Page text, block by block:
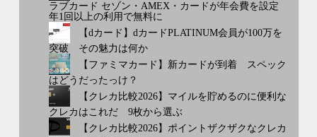
ラブカード セゾン・AMEX・カードが年会費を設定
年1回以上の利用で無料に
【dカード】dカードPLATINUM会員が100万を
突破 その魅力は何か
【ファミマカード】新カードが到着 スペック
はどうだったっけ？
【クレカ比較2026】マイルを貯めるのに便利な
クレカはこれだ 9枚から選ぶ
【クレカ比較2026】ポイントザクザクなクレカ